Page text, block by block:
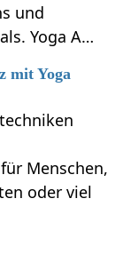
und
Yoga A…
mit Yoga
Menschen,
oder viel